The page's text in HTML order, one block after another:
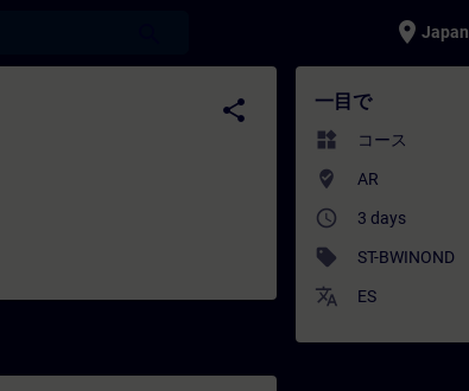
place Japan
ニング - 専門家開発 | SITRAIN
share
一目で
widgets コース
where_to_vote AR
access_time 3 days
sell ST-BWINOND
translate ES